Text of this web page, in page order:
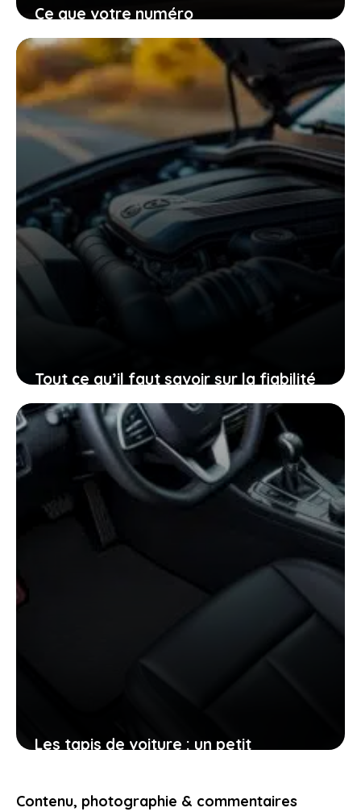
Ce que votre numéro
d’immatriculation vous dit sur le
moteur de votre voiture et pourquoi
c’est utile
2 janvier 2026
Tout ce qu’il faut savoir sur la fiabilité
du moteur 1.2 puretech 130 et
comment la renforcer
28 décembre 2025
Les tapis de voiture : un petit
et une meilleure hygiène
Contenu, photographie & commentaires